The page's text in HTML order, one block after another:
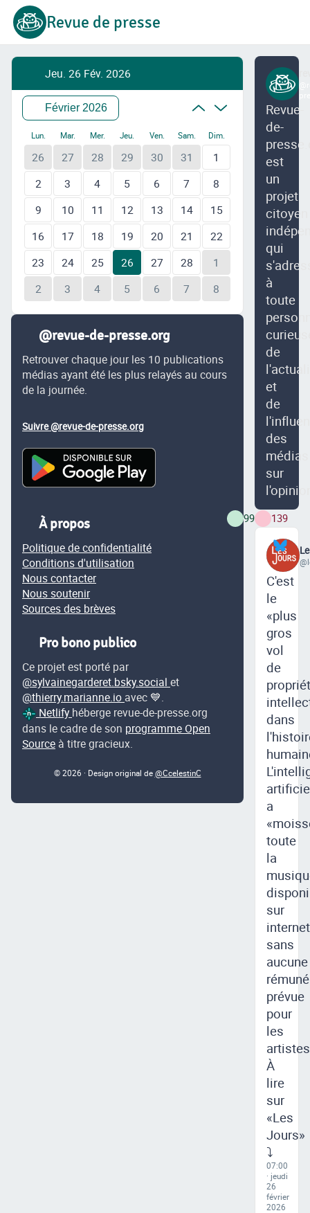
Revue de presse
Jeu. 26 Fév. 2026
Février 2026
Lun. Mar. Mer. Jeu. Ven. Sam. Dim.
26 27 28 29 30 31
1
2
3 4 5 6 7
8
9
10 11 12 13 14
15
16
17 18 19 20 21
22
23
24 25 26 27 28
1
2
3 4 5 6 7 8
@revue-de-presse.org
Retrouver chaque jour les 10 publications
médias ayant été les plus relayés au cours
de la journée.
Suivre @revue-de-presse.org
À propos
Politique de confidentialité
Conditions d'utilisation
Nous contacter
Nous soutenir
Sources des brèves
Pro bono publico
Ce projet est porté par
@sylvainegarderet.bsky.social et
@thierry.marianne.io avec 💙.
Netlify héberge revue-de-presse.org
dans le cadre de son programme Open
Source à titre gracieux.
© 2026 · Design original de @CcelestinC
Revue-
de-
est
un
projet
citoyen
qui
à
toute
de
et
de
des
médias
sur
99 139
C'est
le
«plus
gros
vol
de
dans
a
toute
la
sur
sans
aucune
prévue
pour
les
À
lire
sur
«Les
Jours»
⤵
07:00
· jeudi
26
février
2026